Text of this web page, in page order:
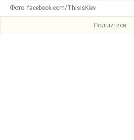
Фото: facebook.com/ThisIsKiev
Поділитися: